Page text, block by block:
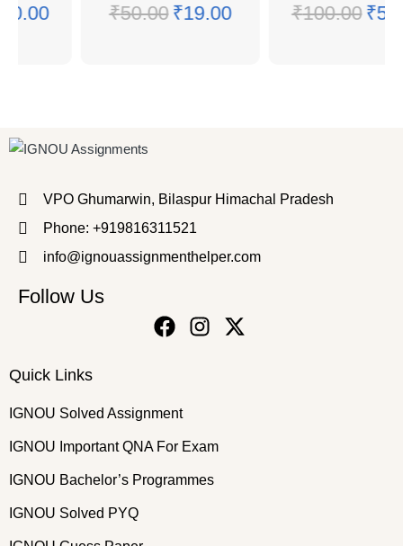
50.00 ₹50.00 ₹19.00 ₹100.00 ₹
VPO Ghumarwin, Bilaspur Himachal Pradesh
Phone: +919816311521
info@ignouassignmenthelper.com
Follow Us
Quick Links
IGNOU Solved Assignment
IGNOU Important QNA For Exam
IGNOU Bachelor’s Programmes
IGNOU Solved PYQ